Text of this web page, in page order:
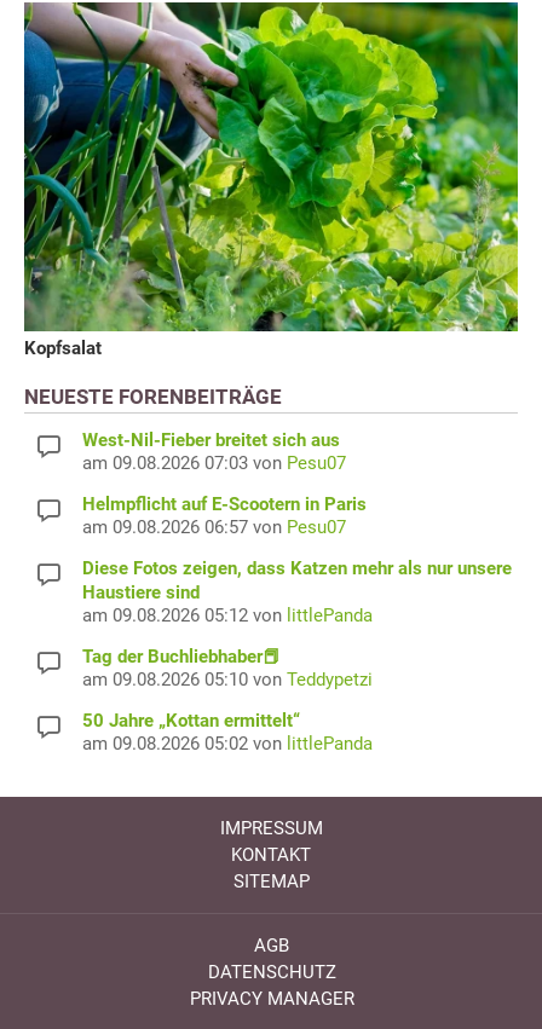
Kopfsalat
NEUESTE FORENBEITRÄGE
West-Nil-Fieber breitet sich aus
am 09.08.2026 07:03 von Pesu07
Helmpflicht auf E-Scootern in Paris
am 09.08.2026 06:57 von Pesu07
Diese Fotos zeigen, dass Katzen mehr als nur unsere
Haustiere sind
am 09.08.2026 05:12 von littlePanda
Tag der Buchliebhaber📕
am 09.08.2026 05:10 von Teddypetzi
50 Jahre „Kottan ermittelt“
am 09.08.2026 05:02 von littlePanda
IMPRESSUM
KONTAKT
SITEMAP
AGB
DATENSCHUTZ
PRIVACY MANAGER